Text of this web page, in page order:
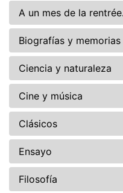
A un mes de la
Biografías y memorias
Ciencia y naturaleza
Cine y música
Clásicos
Ensayo
Filosofía